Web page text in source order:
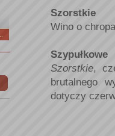
Szorstkie
Wino o
Szypułkowe
Szorstkie,
brutalnego
dotyczy